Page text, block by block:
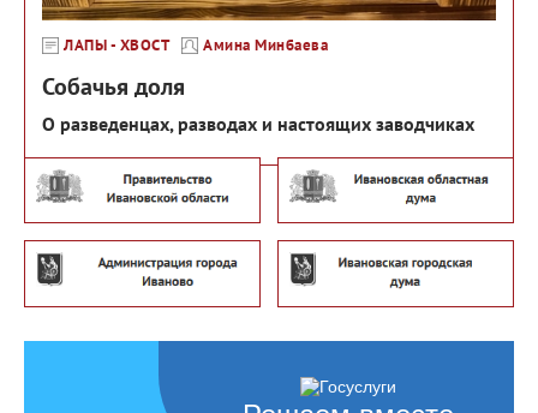
ЛАПЫ - ХВОСТ Амина Минбаева
Собачья доля
О разведенцах, разводах и настоящих заводчиках